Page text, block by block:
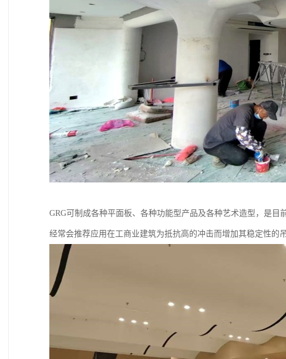
GRG可制成各种平面板、各种功能型产品及各种艺术造型，是
经常会推荐应用在工商业建筑为抵抗高的冲击而增加其稳定性的吊